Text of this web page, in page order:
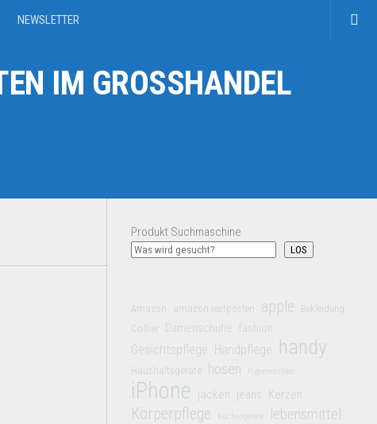
NEWSLETTER
IM GROSSHANDEL
Produkt Suchmaschine
LOS
Amazon amazon restposten apple Bekleidung
Collier Damenschuhe fashion
Gesichtspflege Handpflege handy
Haushaltsgeräte hosen Hygieneartikel
iPhone jacken jeans Kerzen
Körperpflege Küchengeräte lebensmittel